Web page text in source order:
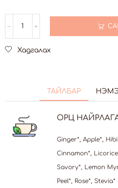
Хадгалах
ТАЙЛБАР
ОРЦ
Ginger*, Apple*,
Cinnamon*,
Savory*, Lemon
Peel*, Rose*,